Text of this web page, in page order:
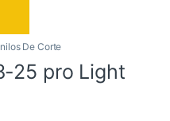
De Corte
25 pro Light